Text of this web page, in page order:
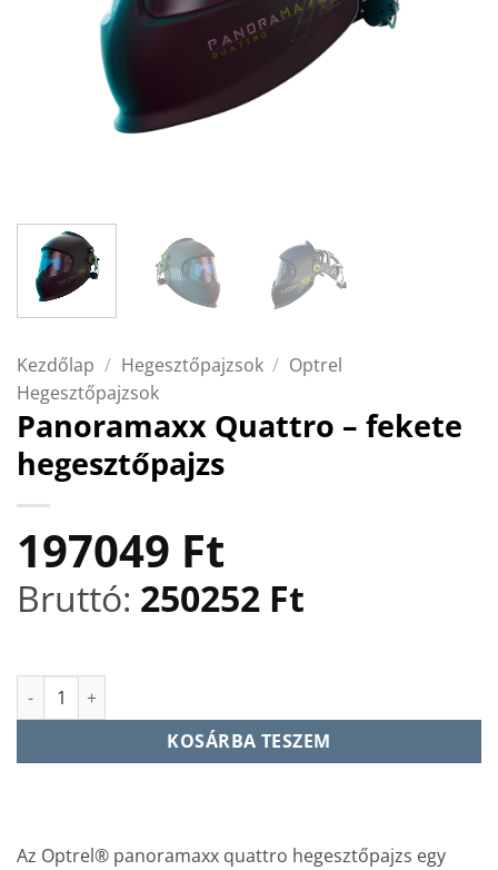
Kezdőlap / Hegesztőpajzsok / Optrel
Hegesztőpajzsok
Panoramaxx Quattro – fekete
hegesztőpajzs
197049 Ft
Bruttó: 250252 Ft
Panoramaxx Quattro - fekete hegesztőpajzs mennyiség
KOSÁRBA TESZEM
Az Optrel® panoramaxx quattro hegesztőpajzs egy